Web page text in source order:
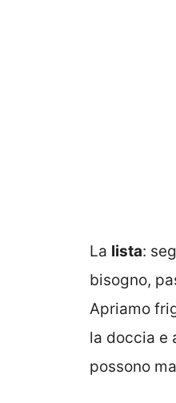
La lista:
bisogno,
Apriamo
la doccia e
possono